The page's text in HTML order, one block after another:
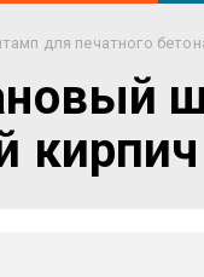
для печатного
кирпич